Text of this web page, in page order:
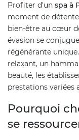
Profiter d'un spa à
moment de
bien-être au cœur
évasion se
régénérante
relaxant, un
beauté, les
prestations variées
Pourquoi
se